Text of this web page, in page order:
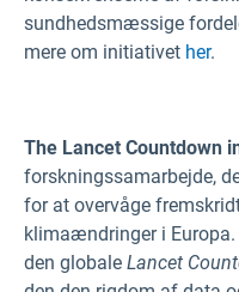
sundhedsmæssige
mere om initiativet her.
The Lancet Countdown
forskningssamarbejde,
for at overvåge
klimaændringer i
den globale Lancet